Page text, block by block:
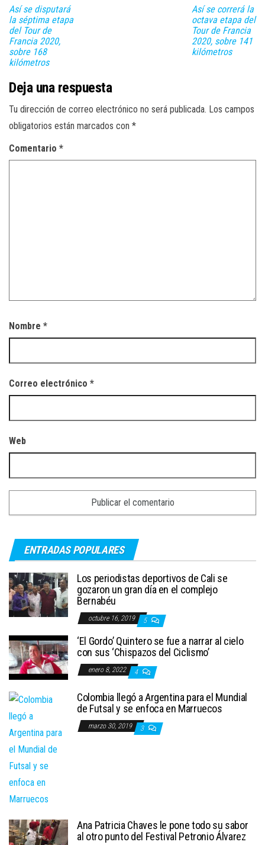
Así se disputará
la séptima etapa
del Tour de
Francia 2020,
sobre 168
kilómetros
Así se correrá la
octava etapa del
Tour de Francia
2020, sobre 141
kilómetros
Deja una respuesta
Tu dirección de correo electrónico no será publicada. Los campos
obligatorios están marcados con *
Comentario *
Nombre *
Correo electrónico *
Web
ENTRADAS POPULARES
Los periodistas deportivos de Cali se
gozaron un gran día en el complejo
Bernabéu
octubre 16, 2019 5
‘El Gordo’ Quintero se fue a narrar al cielo
con sus ‘Chispazos del Ciclismo’
enero 8, 2022 4
Colombia llegó a Argentina para el Mundial
de Futsal y se enfoca en Marruecos
marzo 30, 2019 3
Ana Patricia Chaves le pone todo su sabor
al otro punto del Festival Petronio Álvarez